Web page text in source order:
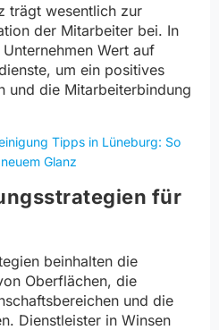
trägt wesentlich zur
der Mitarbeiter bei. In
Wert auf
um ein positives
und die Mitarbeiterbindung
Tipps in Lüneburg: So
Glanz
für
beinhalten die
Oberflächen, die
und die
Dienstleister in Winsen